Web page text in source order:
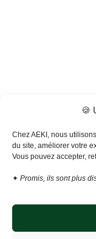
🍪
Chez AEKI, nous
du site, améliorer votre
Vous pouvez accepter,
✦ Promis, ils sont plus
Sculptez